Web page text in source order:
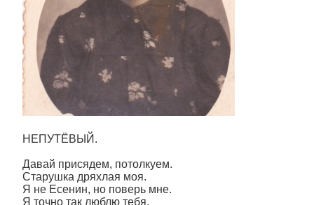
НЕПУТЁВЫЙ.
Давай присядем, потолкуем.
Старушка дряхлая моя.
Я не Есенин, но поверь мне.
Я точно так люблю тебя.